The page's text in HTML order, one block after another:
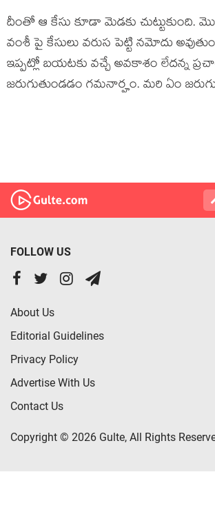
దీంతో ఆ కేసు కూడా మెడకు చుట్టుకుంది.
వంశీ పై కేసులు వ‌రుస పెట్టి న‌మోదు
ఇప్ప‌ట్లో బ‌య‌ట‌కు వ‌చ్చే అవ‌కాశం లేద‌న్న
జ‌రుగుతుండ‌డం గ‌మ‌నార్హం. మ‌రి ఏం
FOLLOW US
About Us
Editorial Guidelines
Privacy Policy
Advertise With Us
Contact Us
Copyright © 2026 Gulte, All Rights